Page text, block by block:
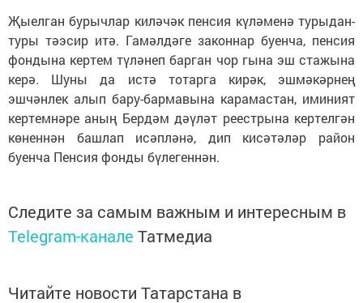
Җыелган бурычлар киләчәк пенсия күләменә турыдан-
туры тәэсир итә. Гамәлдәге законнар буенча, пенсия
фондына кертем түләнеп барган чор гына эш стажына
керә. Шуны да истә тотарга кирәк, эшмәкәрнең
эшчәнлек алып бару-бармавына карамастан, иминият
кертемнәре аның Бердәм дәүләт реестрына кертелгән
көненнән башлап исәпләнә, дип кисәтәләр район
буенча Пенсия фонды бүлегеннән.
Следите за самым важным и интересным в
Telegram-канале Татмедиа
Читайте новости Татарстана в